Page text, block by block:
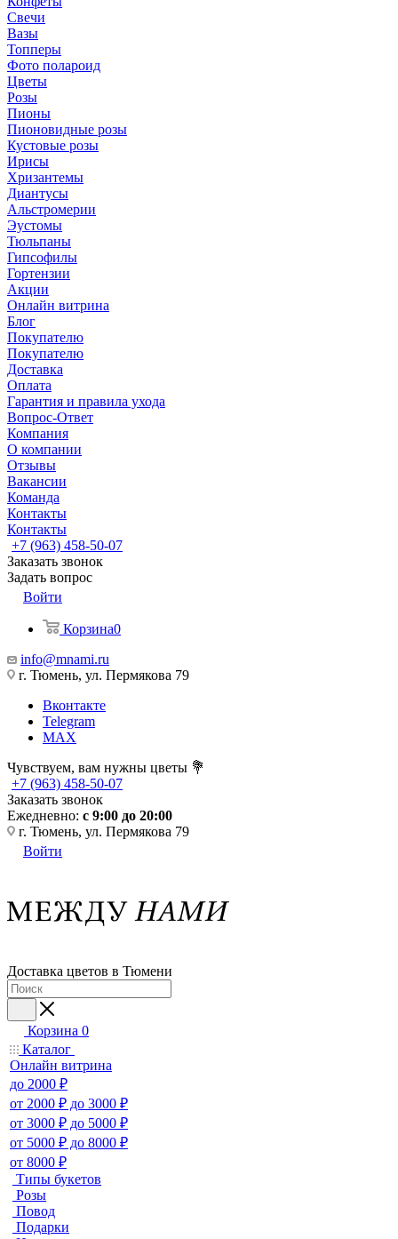
Свечи
Вазы
Топперы
Фото полароид
Цветы
Розы
Пионы
Пионовидные розы
Кустовые розы
Ирисы
Хризантемы
Диантусы
Альстромерии
Эустомы
Тюльпаны
Гипсофилы
Гортензии
Акции
Онлайн витрина
Блог
Покупателю
Покупателю
Доставка
Оплата
Гарантия и правила ухода
Вопрос-Ответ
Компания
О компании
Отзывы
Вакансии
Команда
Контакты
Контакты
+7 (963) 458-50-07
Заказать звонок
Задать вопрос
Войти
Корзина0
info@mnami.ru
г. Тюмень, ул. Пермякова 79
Вконтакте
Telegram
MAX
Чувствуем, вам нужны цветы 💐
+7 (963) 458-50-07
Заказать звонок
Ежедневно: с 9:00 до 20:00
г. Тюмень, ул. Пермякова 79
Войти
Доставка цветов в Тюмени
Корзина 0
Каталог
Онлайн витрина
до 2000 ₽
от 2000 ₽ до 3000 ₽
от 3000 ₽ до 5000 ₽
от 5000 ₽ до 8000 ₽
от 8000 ₽
Типы букетов
Розы
Повод
Подарки